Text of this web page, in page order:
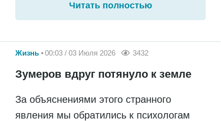
Читать полностью
Жизнь 00:03 / 03 Июля 2026 3432
Зумеров вдруг потянуло к земле
За объяснениями этого странного
явления мы обратились к психологам